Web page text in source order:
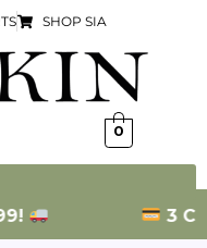
SHOP SIA
0
3